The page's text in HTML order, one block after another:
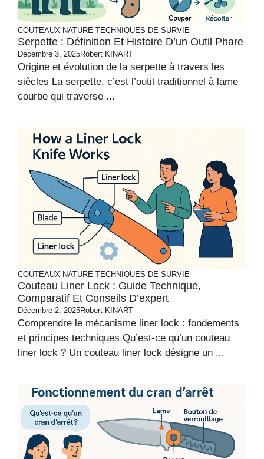
COUTEAUX NATURE TECHNIQUES DE SURVIE
Serpette : Définition Et Histoire D’un Outil Phare
Décembre 3, 2025Robert KINART
Origine et évolution de la serpette à travers les
siècles La serpette, c’est l’outil traditionnel à lame
courbe qui traverse ...
COUTEAUX NATURE TECHNIQUES DE SURVIE
Couteau Liner Lock : Guide Technique,
Comparatif Et Conseils D’expert
Décembre 2, 2025Robert KINART
Comprendre le mécanisme liner lock : fondements
et principes techniques Qu’est-ce qu’un couteau
liner lock ? Un couteau liner lock désigne un ...